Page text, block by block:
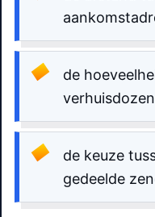
de
verhuisdozen
de keuze
gedeelde